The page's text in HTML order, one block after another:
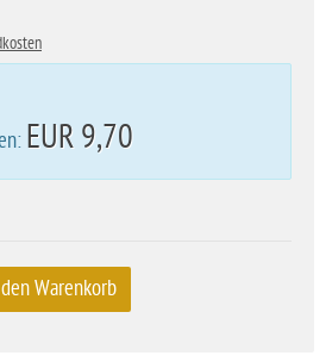
EUR 9,70
Warenkorb